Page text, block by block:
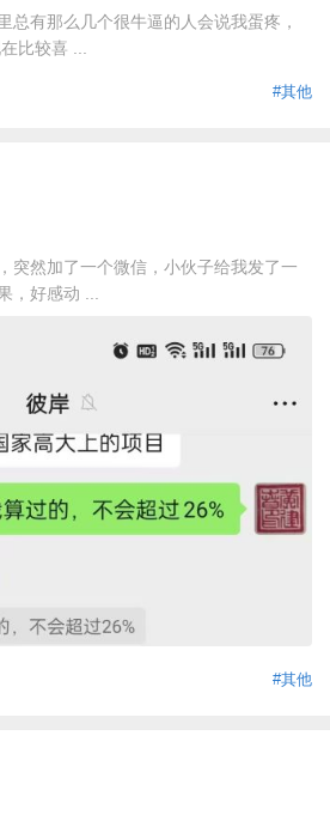
总有那么几个很牛逼的人会说我蛋疼，
比较喜 ...
#其他
突然加了一个微信，小伙子给我发了一
，好感动 ...
#其他